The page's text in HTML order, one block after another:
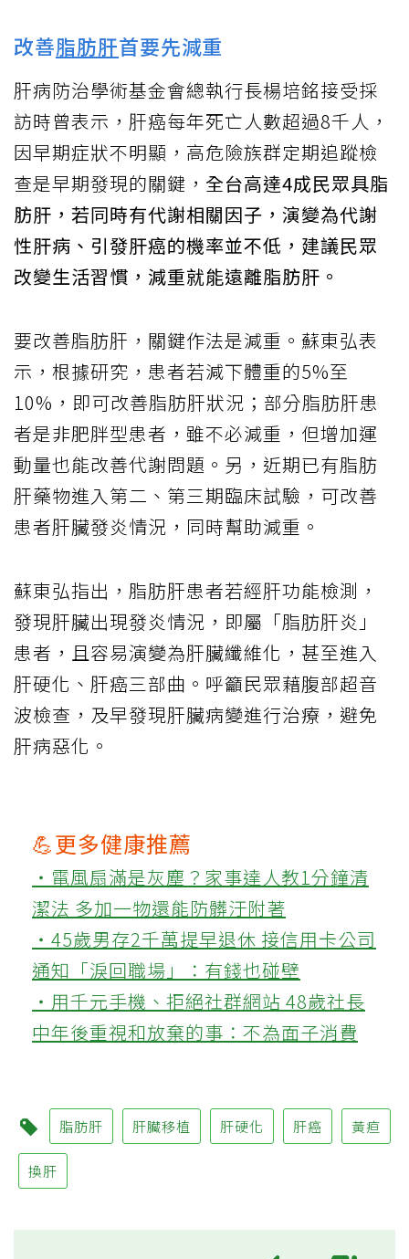
改善脂肪肝首要先減重
肝病防治學術基金會總執行長楊培銘接受採
訪時曾表示，肝癌每年死亡人數超過8千人，
因早期症狀不明顯，高危險族群定期追蹤檢
查是早期發現的關鍵， 全台高達4成民眾具脂
肪肝，若同時有代謝相關因子，演變為代謝
性肝病、引發肝癌的機率並不低，建議民眾
改變生活習慣，減重就能遠離脂肪肝。
要改善脂肪肝，關鍵作法是減重。蘇東弘表
示，根據研究，患者若減下體重的5%至
10%，即可改善脂肪肝狀況；部分脂肪肝患
者是非肥胖型患者，雖不必減重，但增加運
動量也能改善代謝問題。另，近期已有脂肪
肝藥物進入第二、第三期臨床試驗，可改善
患者肝臟發炎情況，同時幫助減重。
蘇東弘指出，脂肪肝患者若經肝功能檢測，
發現肝臟出現發炎情況，即屬「脂肪肝炎」
患者，且容易演變為肝臟纖維化，甚至進入
肝硬化、肝癌三部曲。呼籲民眾藉腹部超音
波檢查，及早發現肝臟病變進行治療，避免
肝病惡化。
💪更多健康推薦
‧電風扇滿是灰塵？家事達人教1分鐘清
潔法 多加一物還能防髒汙附著
‧45歲男存2千萬提早退休 接信用卡公司
通知「淚回職場」：有錢也碰壁
‧用千元手機、拒絕社群網站 48歲社長
中年後重視和放棄的事：不為面子消費
脂肪肝 肝臟移植 肝硬化 肝癌 黃疸
換肝